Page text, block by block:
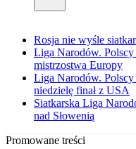
Rosja nie wyśle
Liga Narodów. Polscy
mistrzostwa Europy
Liga Narodów. Polscy
niedzielę finał z USA
Siatkarska Liga
nad Słowenią
Promowane treści